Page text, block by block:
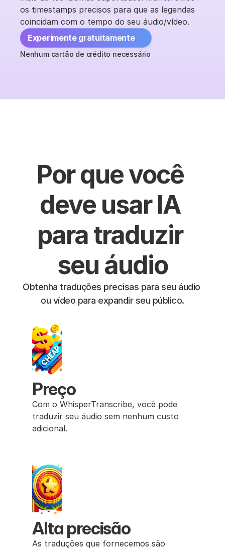
os timestamps precisos para que as legendas
coincidam com o tempo do seu áudio/vídeo.
Experimente gratuitamente
Nenhum cartão de crédito necessário
Por que você
deve usar IA
para traduzir
seu áudio
Obtenha traduções precisas para seu áudio
ou vídeo para expandir seu público.
Preço
Com o WhisperTranscribe, você pode
traduzir seu áudio sem nenhum custo
adicional.
Alta precisão
As traduções que fornecemos são